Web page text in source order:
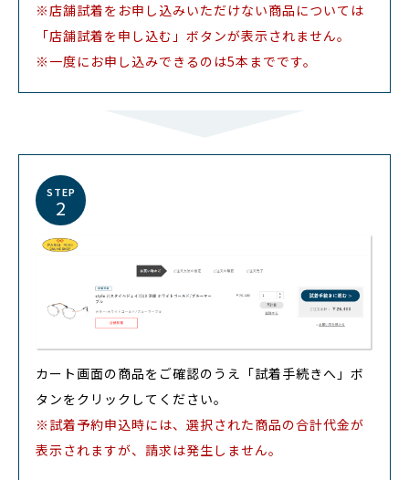
※店舗試着をお申し込みいただけない商品については
「店舗試着を申し込む」ボタンが表示されません。
※一度にお申し込みできるのは5本までです。
STEP
2
カート画面の商品をご確認のうえ「試着手続きへ」ボ
タンをクリックしてください。
※試着予約申込時には、選択された商品の合計代金が
表示されますが、請求は発生しません。